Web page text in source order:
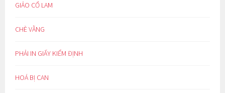
GIẢO CỔ LAM
CHÈ VẰNG
PHẢI IN GIẤY KIỂM ĐỊNH
HOÁ BỊ CAN